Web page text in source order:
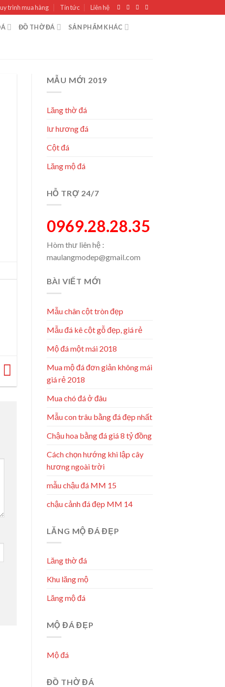
trình mua hàng Tin tức Liên hệ
ĐỒ THỜ ĐÁ SẢN PHẨM KHÁC
MẪU MỚI 2019
Lăng thờ đá
lư hương đá
Cột đá
Lăng mộ đá
HỖ TRỢ 24/7
0969.28.28.35
Hòm thư liên hệ :
maulangmodep@gmail.com
BÀI VIẾT MỚI
Mẫu chân cột tròn đẹp
Mẫu đá kê cột gỗ đẹp, giá rẻ
Mộ đá một mái 2018
Mua mộ đá đơn giản không mái
giá rẻ 2018
Mua chó đá ở đâu
Mẫu con trâu bằng đá đẹp nhất
Chậu hoa bằng đá giá 8 tỷ đồng
Cách chọn hướng khi lập cây
hương ngoài trời
mẫu chậu đá MM 15
chậu cảnh đá đẹp MM 14
LĂNG MỘ ĐÁ ĐẸP
Lăng thờ đá
Khu lăng mộ
Lăng mộ đá
MỘ ĐÁ ĐẸP
Mộ đá
ĐỒ THỜ ĐÁ